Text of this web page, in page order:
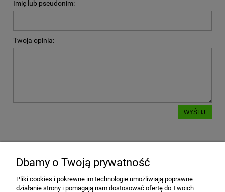
Imię lub pseudonim:
Twoja opinia:
WYŚLIJ
POMOC
Dbamy o Twoją prywatność
Pliki cookies i pokrewne im technologie umożliwiają poprawne
działanie strony i pomagają nam dostosować ofertę do Twoich